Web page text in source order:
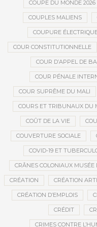
COUPE DU MONDE 2026
COUPLES MALIENS
COUPURE
COUR CONSTITUTIONNELLE
COUR D’APPEL DE
COUR PÉNALE
COUR SUPRÊME DU MALI
COURS ET TRIBUNAUX DU
COÛT DE LA VIE
COUVERTURE SOCIALE
COVID-19 ET
CRÂNES COLONIAUX MUSÉE
CRÉATION CRÉATION
CRÉATION D’EMPLOIS
CRÉDIT
CRIMES CONTRE